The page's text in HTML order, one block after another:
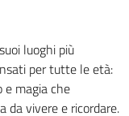
luoghi più
per tutte le età:
e magia che
da vivere e ricordare.